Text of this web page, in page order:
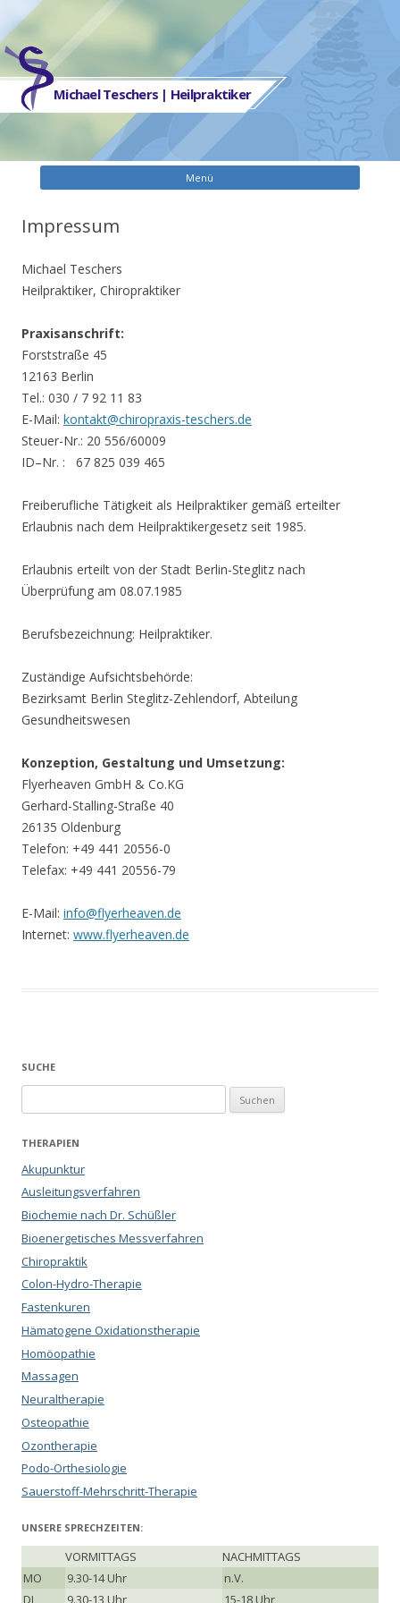
Michael Teschers | Heilpraktiker
Menü
Zum
Impressum
Michael Teschers
Heilpraktiker, Chiropraktiker
Praxisanschrift:
Forststraße 45
12163 Berlin
Tel.: 030 / 7 92 11 83
E-Mail: kontakt@chiropraxis-teschers.de
Steuer-Nr.: 20 556/60009
ID–Nr. : 67 825 039 465
Freiberufliche Tätigkeit als Heilpraktiker gemäß erteilter
Erlaubnis nach dem Heilpraktikergesetz seit 1985.
Erlaubnis erteilt von der Stadt Berlin-Steglitz nach
Überprüfung am 08.07.1985
Berufsbezeichnung: Heilpraktiker.
Zuständige Aufsichtsbehörde:
Bezirksamt Berlin Steglitz-Zehlendorf, Abteilung
Gesundheitswesen
Konzeption, Gestaltung und Umsetzung:
Flyerheaven GmbH & Co.KG
Gerhard-Stalling-Straße 40
26135 Oldenburg
Telefon: +49 441 20556-0
Telefax: +49 441 20556-79
E-Mail: info@flyerheaven.de
Internet: www.flyerheaven.de
SUCHE
nach:
THERAPIEN
Akupunktur
Ausleitungsverfahren
Biochemie nach Dr. Schüßler
Bioenergetisches Messverfahren
Chiropraktik
Colon-Hydro-Therapie
Fastenkuren
Hämatogene Oxidationstherapie
Homöopathie
Massagen
Neuraltherapie
Osteopathie
Ozontherapie
Podo-Orthesiologie
Sauerstoff-Mehrschritt-Therapie
UNSERE SPRECHZEITEN:
VORMITTAGS
NACHMITTAGS
MO
9.30-14 Uhr
n.V.
DI
9.30-13 Uhr 15-18 Uhr